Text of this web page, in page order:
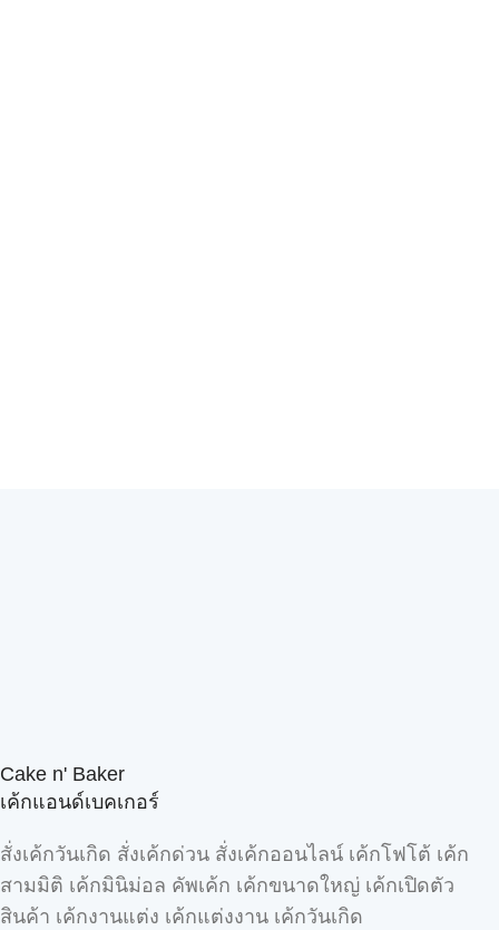
Cake n' Baker
เค้กแอนด์เบคเกอร์
สั่งเค้กวันเกิด สั่งเค้กด่วน สั่งเค้กออนไลน์ เค้กโฟโต้ เค้ก
สามมิติ เค้กมินิม่อล คัพเค้ก เค้กขนาดใหญ่ เค้กเปิดตัว
สินค้า เค้กงานแต่ง เค้กแต่งงาน เค้กวันเกิด